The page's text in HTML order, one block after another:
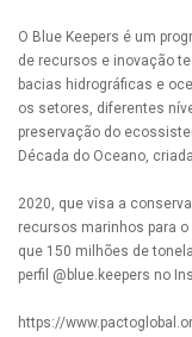
O Blue Keepers é um
de recursos e inovação
bacias hidrográficas e
os setores, diferentes
preservação do
Década do Oceano,
2020, que visa a
recursos marinhos para
que 150 milhões de
perfil @blue.keepers no
https://